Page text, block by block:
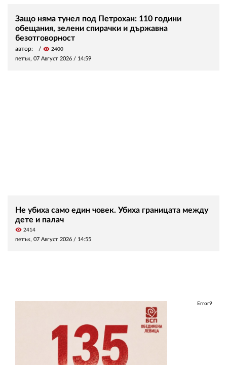
Защо няма тунел под Петрохан: 110 години
обещания, зелени спирачки и държавна
безотговорност
автор: visibility 2400
петък, 07 Август 2026 / 14:59
Не убиха само един човек. Убиха границата между
дете и палач
visibility 2414
петък, 07 Август 2026 / 14:55
Error9